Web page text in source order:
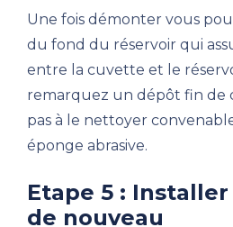
Une fois démonter vous
du fond du réservoir qui
entre la cuvette et le
remarquez un dépôt fin de
pas à le nettoyer
éponge abrasive.
Etape 5 :
de nouveau